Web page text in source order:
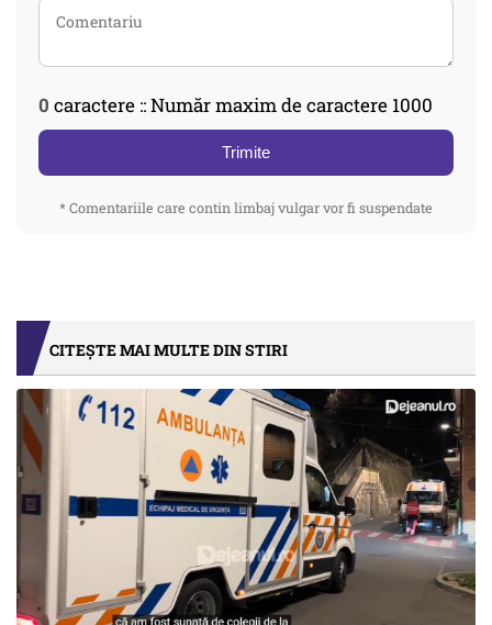
0 caractere :: Număr maxim de caractere 1000
Trimite
* Comentariile care contin limbaj vulgar vor fi suspendate
CITEȘTE MAI MULTE DIN STIRI